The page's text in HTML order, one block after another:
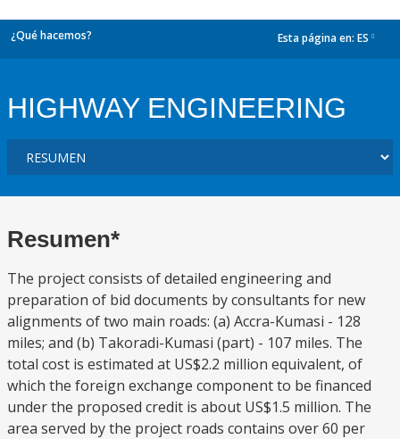
¿Qué hacemos? Esta página en: ES
HIGHWAY ENGINEERING
Resumen*
The project consists of detailed engineering and
preparation of bid documents by consultants for new
alignments of two main roads: (a) Accra-Kumasi - 128
miles; and (b) Takoradi-Kumasi (part) - 107 miles. The
total cost is estimated at US$2.2 million equivalent, of
which the foreign exchange component to be financed
under the proposed credit is about US$1.5 million. The
area served by the project roads contains over 60 per